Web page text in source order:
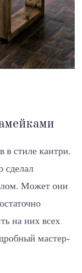
в стиле кантри.
сделал
Может они
на них всех
мастер-